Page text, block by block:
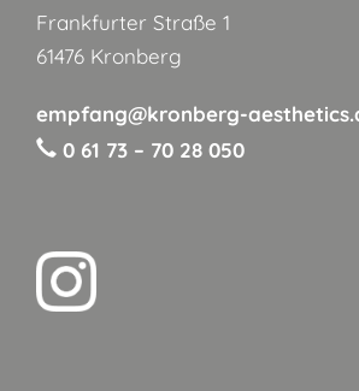
Frankfurter Straße 1
61476 Kronberg
empfang@kronberg-
0 61 73 – 70 28 050